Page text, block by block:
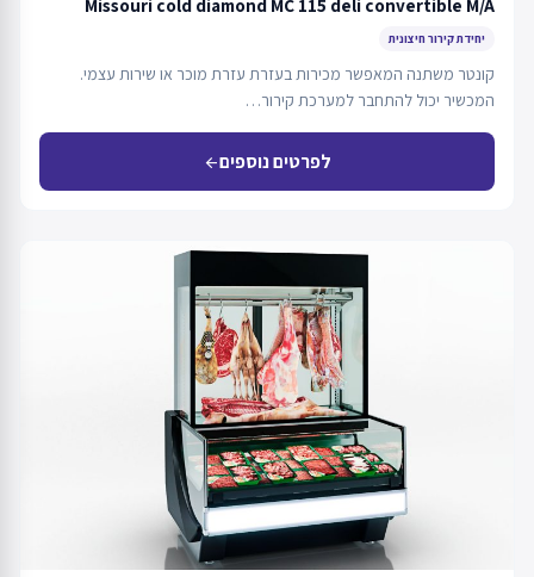
יחידת קירור חיצונית
קונטר משתנה המאפשר מכירות בעזרת עזרת מוכר או שירות עצמי.
המכשיר יכול להתחבר למערכת קירור…
לפרטים נוספיםarrow_back